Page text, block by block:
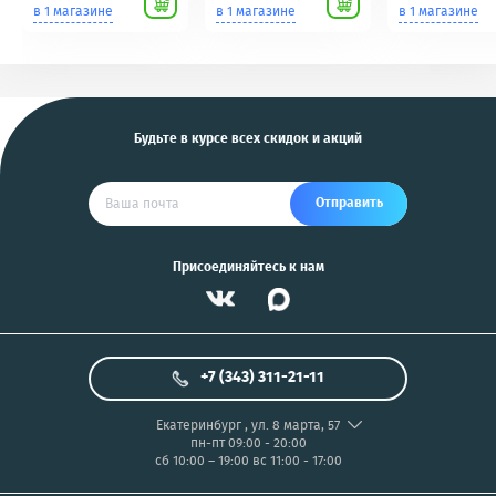
Scher-Khan,
Tomahawk, Pandora,
в 1 магазине
для фотоаппаратов
NIKON/SONY COOL
в 1 магазине
в 1 магазине
Будьте в курсе всех скидок и акций
Отправить
Присоединяйтесь к нам
+7 (343) 311-21-11
Екатеринбург, ул. 8 марта, 57
пн-пт 09:00 - 20:00
сб 10:00 – 19:00 вс 11:00 - 17:00